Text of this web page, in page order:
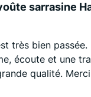
sarrasine
très bien passée.
écoute et une
qualité.